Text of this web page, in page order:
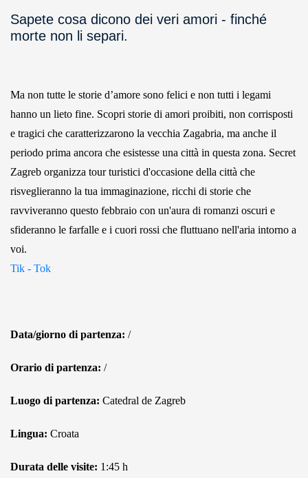
Sapete cosa dicono dei veri amori - finché
morte non li separi.
Ma non tutte le storie d’amore sono felici e non tutti i legami
hanno un lieto fine. Scopri storie di amori proibiti, non corrisposti
e tragici che caratterizzarono la vecchia Zagabria, ma anche il
periodo prima ancora che esistesse una città in questa zona. Secret
Zagreb organizza tour turistici d'occasione della città che
risveglieranno la tua immaginazione, ricchi di storie che
ravviveranno questo febbraio con un'aura di romanzi oscuri e
sfideranno le farfalle e i cuori rossi che fluttuano nell'aria intorno a
voi.
Tik - Tok
Data/giorno di partenza: /
Orario di partenza: /
Luogo di partenza: Catedral de Zagreb
Lingua: Croata
Durata delle visite: 1:45 h